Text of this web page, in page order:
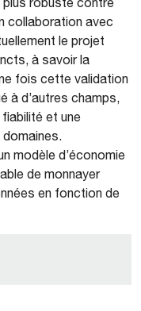
collaboration avec
le projet
à savoir la
fois cette validation
à d’autres champs,
et une
modèle d’économie
de monnayer
en fonction de